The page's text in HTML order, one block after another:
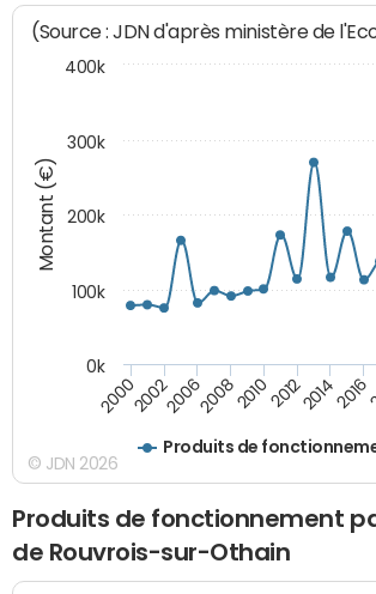
Montant (€)
(Source : JDN d'après ministère de
Produits de
20002002200620082010201220142016
100k
200k
300k
0k
400k
© JDN 2026
Produits de fonctionnement
de Rouvrois-sur-Othain